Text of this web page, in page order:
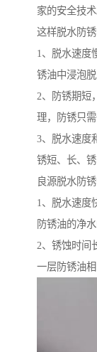
家的安全技术
这样脱水防
1、脱水速度
锈油中浸泡脱
2、防锈期短
理，防锈只需
3、脱水速度
锈短、长、锈
良源脱水防
1、脱水速度
防锈油的净水
2、锈蚀时间
一层防锈油